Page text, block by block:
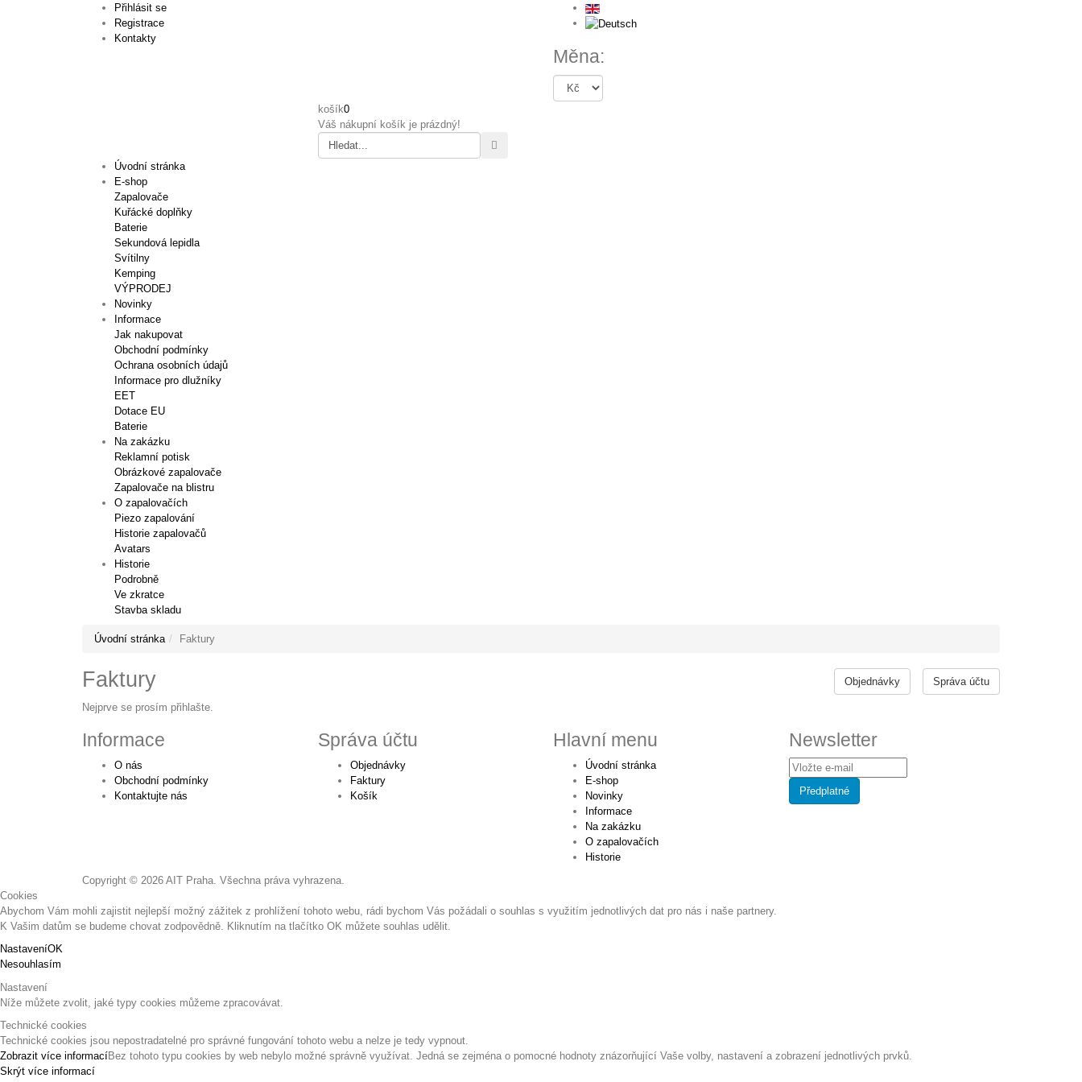
Přihlásit se
Registrace
Kontakty
Měna:
košík0
Váš nákupní košík je prázdný!
Úvodní stránka
E-shop
Zapalovače
Kuřácké doplňky
Baterie
Sekundová lepidla
Svítilny
Kemping
VÝPRODEJ
Novinky
Informace
Jak nakupovat
Obchodní podmínky
Ochrana osobních údajů
Informace pro dlužníky
EET
Dotace EU
Baterie
Na zakázku
Reklamní potisk
Obrázkové zapalovače
Zapalovače na blistru
O zapalovačích
Piezo zapalování
Historie zapalovačů
Avatars
Historie
Podrobně
Ve zkratce
Stavba skladu
Úvodní stránka Faktury
Správa účtu
Objednávky
Faktury
Nejprve se prosím přihlašte.
Informace
O nás
Obchodní podmínky
Kontaktujte nás
Správa účtu
Objednávky
Faktury
Košík
Hlavní menu
Úvodní stránka
E-shop
Novinky
Informace
Na zakázku
O zapalovačích
Historie
Newsletter
Copyright © 2026 AIT Praha. Všechna práva vyhrazena.
Cookies
Abychom Vám mohli zajistit nejlepší možný zážitek z prohlížení tohoto webu, rádi bychom Vás požádali o souhlas s využitím jednotlivých dat pro nás i naše partnery.
K Vašim datům se budeme chovat zodpovědně. Kliknutím na tlačítko OK můžete souhlas udělit.
NastaveníOK
Nesouhlasím
Nastavení
Níže můžete zvolit, jaké typy cookies můžeme zpracovávat.
Technické cookies
Technické cookies jsou nepostradatelné pro správné fungování tohoto webu a nelze je tedy vypnout.
Zobrazit více informacíBez tohoto typu cookies by web nebylo možné správně využívat. Jedná se zejména o pomocné hodnoty znázorňující Vaše volby, nastavení a zobrazení jednotlivých prvků.
Skrýt více informací